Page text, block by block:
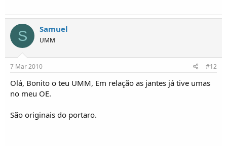
S Samuel
UMM
7 Mar 2010 #12
Olá, Bonito o teu UMM, Em relação as jantes já tive umas
no meu OE.
São originais do portaro.